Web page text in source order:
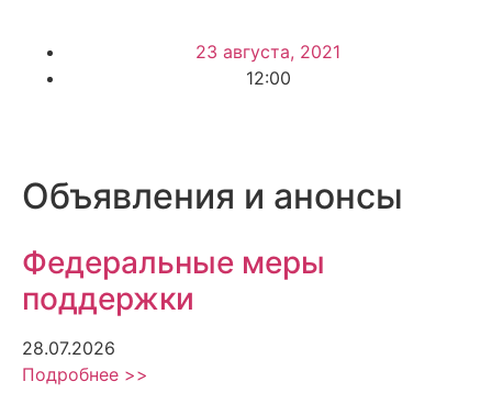
23 августа, 2021
12:00
Объявления и анонсы
Федеральные меры
поддержки
28.07.2026
Подробнее >>